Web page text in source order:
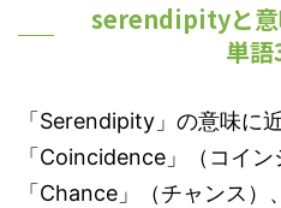
serendipityと意
単語
「Serendipity」の意味に
「Coincidence」（コイン
「Chance」（チャンス）